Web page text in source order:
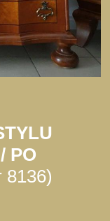
PO
8136)